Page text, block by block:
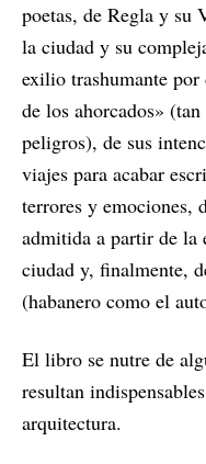
poetas, de Regla y su
la ciudad y su
exilio trashumante
de los ahorcados»
peligros), de sus
viajes para acabar
terrores y emociones,
admitida a partir de la
ciudad y, finalmente,
(habanero como el
El libro se nutre de
resultan
arquitectura.